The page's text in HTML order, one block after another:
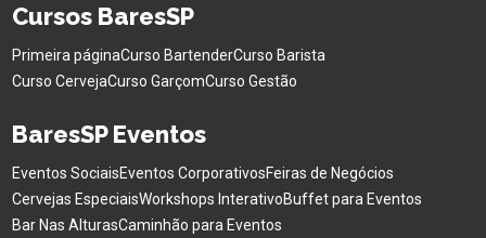
Cursos BaresSP
Primeira páginaCurso BartenderCurso Barista
Curso CervejaCurso GarçomCurso Gestão
BaresSP Eventos
Eventos SociaisEventos CorporativosFeiras de Negócios
Cervejas EspeciaisWorkshops InterativoBuffet para Eventos
Bar Nas AlturasCaminhão para Eventos